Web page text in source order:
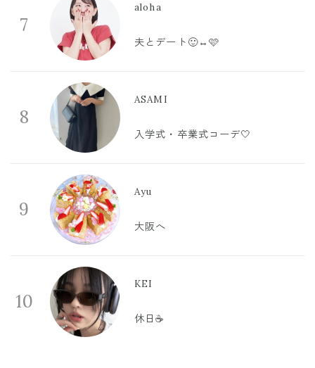
7
aloha
夫とデート🙂‍↔️🩷
8
ASAMI
入学式・卒業式コーデ🤍
9
Ayu
大阪へ
10
KEI
休日☕️